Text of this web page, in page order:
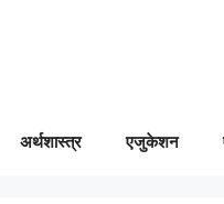
अर्थशास्त्र एजुकेशन